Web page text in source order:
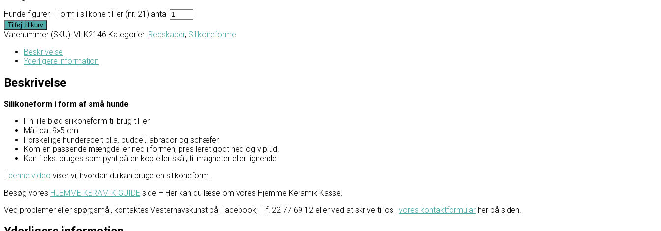
Hunde figurer - Form i silikone til ler (nr. 21) antal
Tilføj til kurv
Varenummer (SKU): VHK2146 Kategorier: Redskaber, Silikoneforme
Beskrivelse
Yderligere information
Beskrivelse
Silikoneform i form af små hunde
Fin lille blød silikoneform til brug til ler
Mål: ca. 9×5 cm
Forskellige hunderacer; bl.a. puddel, labrador og schæfer
Kom en passende mængde ler ned i formen, pres leret godt ned og vip ud.
Kan f.eks. bruges som pynt på en kop eller skål, til magneter eller lignende.
I denne video viser vi, hvordan du kan bruge en silikoneform.
Besøg vores HJEMME KERAMIK GUIDE side – Her kan du læse om vores Hjemme Keramik Kasse.
Ved problemer eller spørgsmål, kontaktes Vesterhavskunst på Facebook, Tlf. 22 77 69 12 eller ved at skrive til os i vores kontaktformular her på siden.